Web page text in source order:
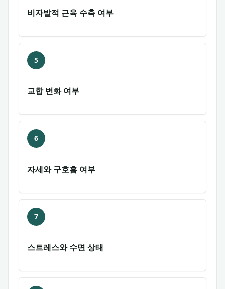
비자발적 근육 수축 여부
5
교합 변화 여부
6
자세와 구호흡 여부
7
스트레스와 수면 상태